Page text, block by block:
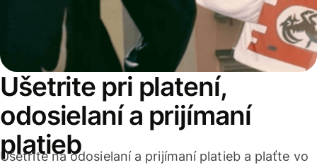
Ušetrite pri platení,
odosielaní a prijímaní
platieb
Ušetrite na odosielaní a prijímaní platieb a plaťte vo